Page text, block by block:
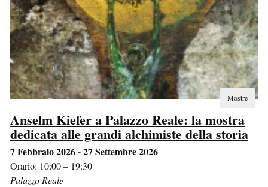
Mostre
Anselm Kiefer a Palazzo Reale: la mostra
dedicata alle grandi alchimiste della storia
7 Febbraio 2026 - 27 Settembre 2026
Orario: 10:00 – 19:30
Palazzo Reale